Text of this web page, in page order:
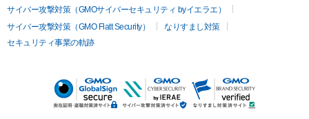
サイバー攻撃対策（GMOサイバーセキュリティ byイエラエ）
サイバー攻撃対策（GMO Flatt Security）
なりすまし対策
セキュリティ事業の軌跡